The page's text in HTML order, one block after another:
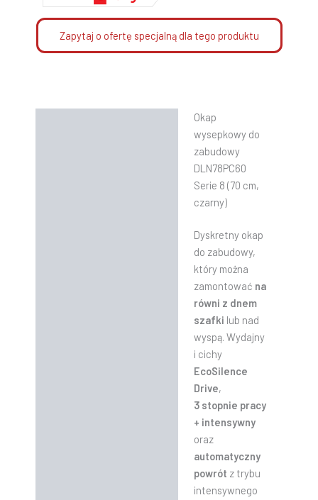
Zapytaj o ofertę specjalną dla tego produktu
Okap
wysepkowy do
zabudowy
DLN78PC60
Serie 8 (70 cm,
czarny)
Dyskretny okap
do zabudowy,
który można
zamontować na
równi z dnem
szafki lub nad
wyspą. Wydajny
i cichy
EcoSilence
Drive,
3 stopnie pracy
+ intensywny
oraz
automatyczny
powrót z trybu
intensywnego